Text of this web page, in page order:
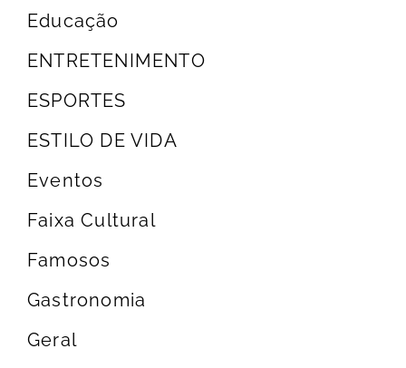
Educação
ENTRETENIMENTO
ESPORTES
ESTILO DE VIDA
Eventos
Faixa Cultural
Famosos
Gastronomia
Geral